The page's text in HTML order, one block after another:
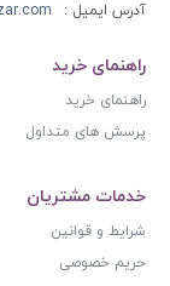
آدرس ایمیل :
راهنمای خرید
راهنمای خرید
پرسش های متداول
خدمات مشتریان
شرایط و قوانین
حریم خصوصی